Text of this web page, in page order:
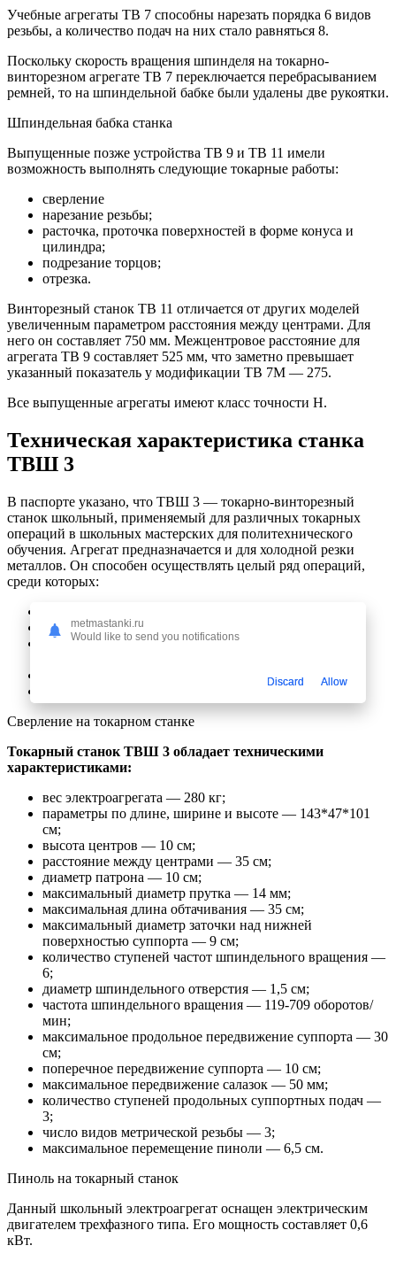
Учебные агрегаты ТВ 7 способны нарезать порядка 6 видов
резьбы, а количество подач на них стало равняться 8.
Поскольку скорость вращения шпинделя на токарно-
винторезном агрегате ТВ 7 переключается перебрасыванием
ремней, то на шпиндельной бабке были удалены две рукоятки.
Шпиндельная бабка станка
Выпущенные позже устройства ТВ 9 и ТВ 11 имели
возможность выполнять следующие токарные работы:
сверление
нарезание резьбы;
расточка, проточка поверхностей в форме конуса и
цилиндра;
подрезание торцов;
отрезка.
Винторезный станок ТВ 11 отличается от других моделей
увеличенным параметром расстояния между центрами. Для
него он составляет 750 мм. Межцентровое расстояние для
агрегата ТВ 9 составляет 525 мм, что заметно превышает
указанный показатель у модификации ТВ 7М — 275.
Все выпущенные агрегаты имеют класс точности Н.
Техническая характеристика станка
ТВШ 3
В паспорте указано, что ТВШ 3 — токарно-винторезный
станок школьный, применяемый для различных токарных
операций в школьных мастерских для политехнического
обучения. Агрегат предназначается и для холодной резки
металлов. Он способен осуществлять целый ряд операций,
среди которых:
сверление;
расточка с проточкой поверхностей в виде конуса и
Сверление на токарном станке
Токарный станок ТВШ 3 обладает техническими
характеристиками:
вес электроагрегата — 280 кг;
параметры по длине, ширине и высоте — 143*47*101
см;
высота центров — 10 см;
расстояние между центрами — 35 см;
диаметр патрона — 10 см;
максимальный диаметр прутка — 14 мм;
максимальная длина обтачивания — 35 см;
максимальный диаметр заточки над нижней
поверхностью суппорта — 9 см;
количество ступеней частот шпиндельного вращения —
6;
диаметр шпиндельного отверстия — 1,5 см;
частота шпиндельного вращения — 119-709 оборотов/
мин;
максимальное продольное передвижение суппорта — 30
см;
поперечное передвижение суппорта — 10 см;
максимальное передвижение салазок — 50 мм;
количество ступеней продольных суппортных подач —
3;
число видов метрической резьбы — 3;
максимальное перемещение пиноли — 6,5 см.
Пиноль на токарный станок
Данный школьный электроагрегат оснащен электрическим
двигателем трехфазного типа. Его мощность составляет 0,6
кВт.
metmastanki.ru
Would like to send you notifications
Discard Allow